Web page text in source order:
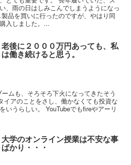
、雨の日はしみこんでしまうようになっ
品を買いに行ったのですが、やはり同
入しました。...
老後に２０００万円あっても、私
は働き続けると思う。
ムも、そろそろ下火になってきたそう
イアのことをさし、働かなくても投資な
いうらしい。 YouTubeでもfireやアーリ
大学のオンライン授業は不安な事
ばかり・・・